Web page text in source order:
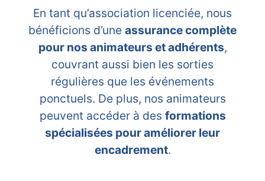
En tant qu’association licenciée, nous
bénéficions d’une assurance complète
pour nos animateurs et adhérents,
couvrant aussi bien les sorties
régulières que les événements
ponctuels. De plus, nos animateurs
peuvent accéder à des formations
spécialisées pour améliorer leur
encadrement.